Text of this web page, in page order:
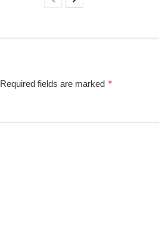
Required fields are marked *